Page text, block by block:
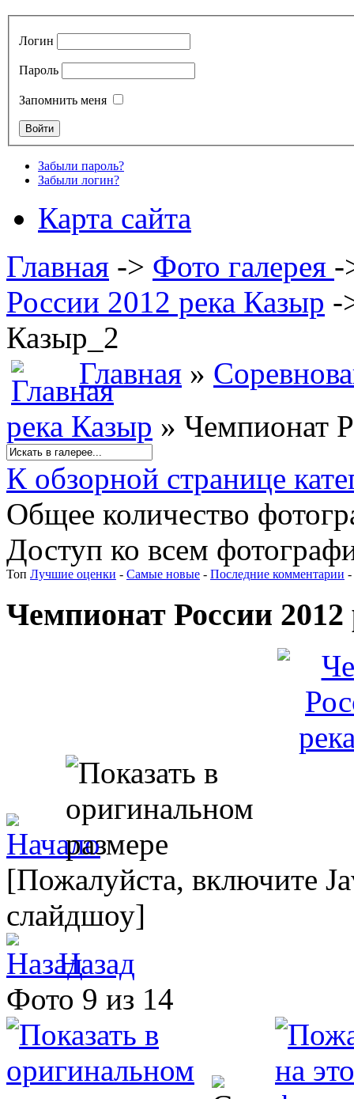
Логин
Пароль
Запомнить меня
Забыли пароль?
Забыли логин?
Карта сайта
Главная -> Фото галерея -
России 2012 река Казыр -
Казыр_2
Главная »
река Казыр » Чемпионат
К обзорной странице
Общее количество
Доступ ко всем
Топ Лучшие оценки - Самые новые - Последние комментарии -
Чемпионат России
[Пожалуйста, включите
слайдшоу]
Назад
Фото 9 из 14